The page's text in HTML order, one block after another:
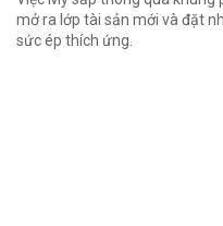
mở ra lớp tài sản mới và đặt
sức ép thích ứng.